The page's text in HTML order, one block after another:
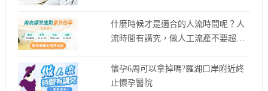
什麼時候才是適合的人流時間呢？人
流時間有講究，做人工流產不要超過
懷孕6周可以拿掉嗎?羅湖口岸附近終
止懷孕醫院